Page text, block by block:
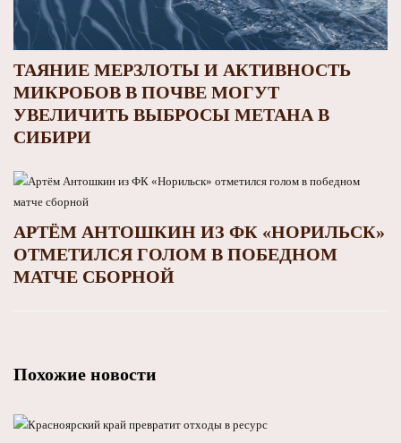
ТАЯНИЕ МЕРЗЛОТЫ И АКТИВНОСТЬ
МИКРОБОВ В ПОЧВЕ МОГУТ
УВЕЛИЧИТЬ ВЫБРОСЫ МЕТАНА В
СИБИРИ
АРТЁМ АНТОШКИН ИЗ ФК «НОРИЛЬСК»
ОТМЕТИЛСЯ ГОЛОМ В ПОБЕДНОМ
МАТЧЕ СБОРНОЙ
Похожие новости